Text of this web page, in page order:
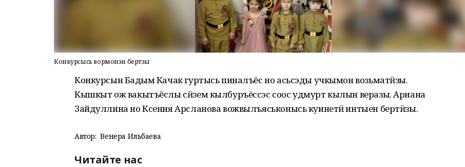
Конкурсысь вормонэн бертӥзы
Конкурсын Бадӟым Качак гуртысь пиналъёс но асьсэды учкымон возьматӥзы.
Кышкыт ож вакытъёслы сӥзем кылбуръёссэс соос удмурт кылын веразы. Ариана
Зайдуллина но Ксения Арсланова вожвылъяськонысь куинетӥ интыен бертӥзы.
Автор: Венера Ильбаева
Читайте нас